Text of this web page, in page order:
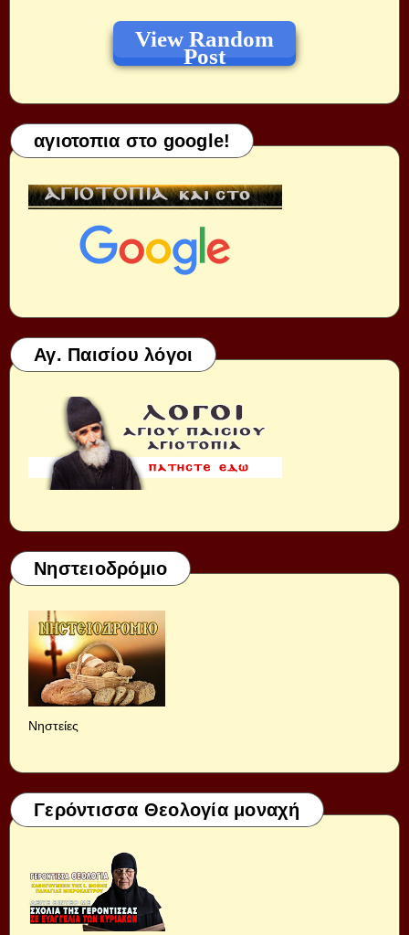
View Random
Post
αγιοτοπια στο google!
Αγ. Παισίου λόγοι
Νηστειοδρόμιο
Νηστείες
Γερόντισσα Θεολογία μοναχή